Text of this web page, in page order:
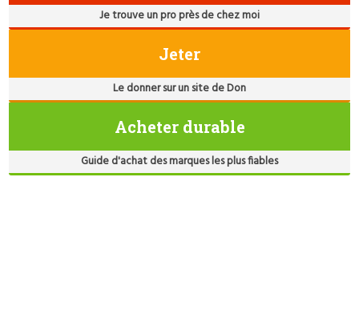
Je trouve un pro près de chez moi
Jeter
Le donner sur un site de Don
Acheter durable
Guide d'achat des marques les plus fiables